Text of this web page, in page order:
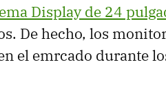
Display de 24
De hecho, los
el emrcado durante